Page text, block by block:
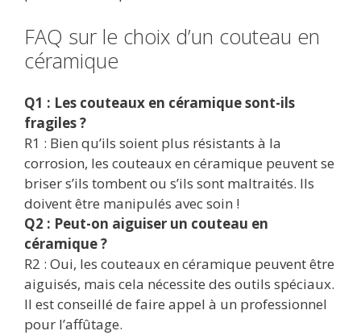
FAQ sur le choix d’un couteau en
céramique
Q1 : Les couteaux en céramique sont-ils
fragiles ?
R1 : Bien qu’ils soient plus résistants à la
corrosion, les couteaux en céramique peuvent se
briser s’ils tombent ou s’ils sont maltraités. Ils
doivent être manipulés avec soin !
Q2 : Peut-on aiguiser un couteau en
céramique ?
R2 : Oui, les couteaux en céramique peuvent être
aiguisés, mais cela nécessite des outils spéciaux.
Il est conseillé de faire appel à un professionnel
pour l’affûtage.